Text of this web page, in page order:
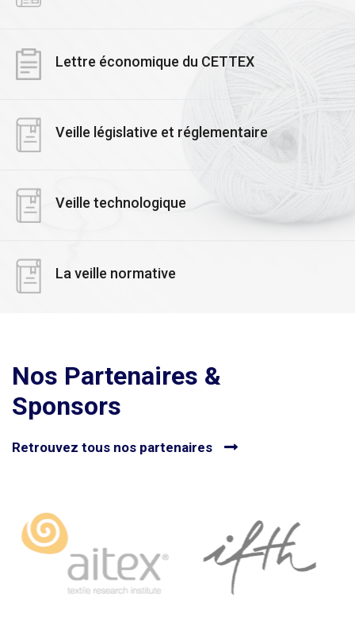
Lettre économique du CETTEX
Veille législative et réglementaire
Veille technologique
La veille normative
Nos Partenaires &
Sponsors
Retrouvez tous nos partenaires